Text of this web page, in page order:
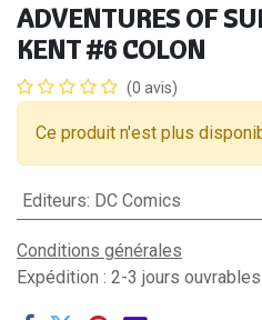
ADVENTURES OF
KENT #6 COLON
(0 avis)
Ce produit n'est plus
Editeurs: DC Comics
Conditions générales
Expédition : 2-3 jours ouvrables